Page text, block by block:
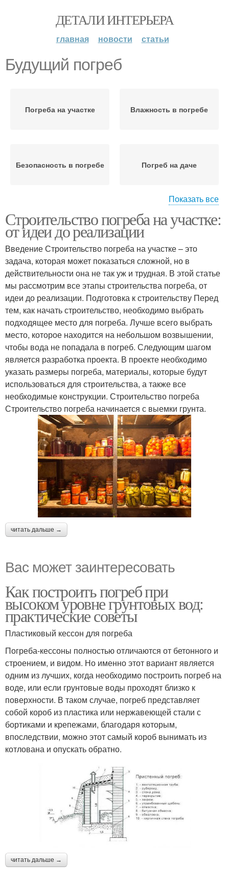
ДЕТАЛИ ИНТЕРЬЕРА
главная новости статьи
Будущий погреб
Погреба на участке Влажность в погребе
Безопасность в погребе Погреб на даче
Требования к погребам Кирпичный погреб
Бетонный погреб Погреб из пластика
Показать все
Строительство погреба на участке:
от идеи до реализации
Введение Строительство погреба на участке – это
задача, которая может показаться сложной, но в
действительности она не так уж и трудная. В этой статье
мы рассмотрим все этапы строительства погреба, от
идеи до реализации. Подготовка к строительству Перед
тем, как начать строительство, необходимо выбрать
подходящее место для погреба. Лучше всего выбрать
место, которое находится на небольшом возвышении,
чтобы вода не попадала в погреб. Следующим шагом
является разработка проекта. В проекте необходимо
указать размеры погреба, материалы, которые будут
использоваться для строительства, а также все
необходимые конструкции. Строительство погреба
Строительство погреба начинается с выемки грунта.
читать дальше →
Вас может заинтересовать
Как построить погреб при
высоком уровне грунтовых вод:
практические советы
Пластиковый кессон для погреба
Погреба-кессоны полностью отличаются от бетонного и
строением, и видом. Но именно этот вариант является
одним из лучших, когда необходимо построить погреб на
воде, или если грунтовые воды проходят близко к
поверхности. В таком случае, погреб представляет
собой короб из пластика или нержавеющей стали с
бортиками и крепежами, благодаря которым,
впоследствии, можно этот самый короб вынимать из
котлована и опускать обратно.
читать дальше →